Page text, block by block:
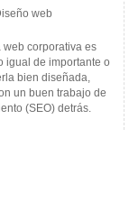
web corporativa es
igual de importante o
bien diseñada,
un buen trabajo de
(SEO) detrás.